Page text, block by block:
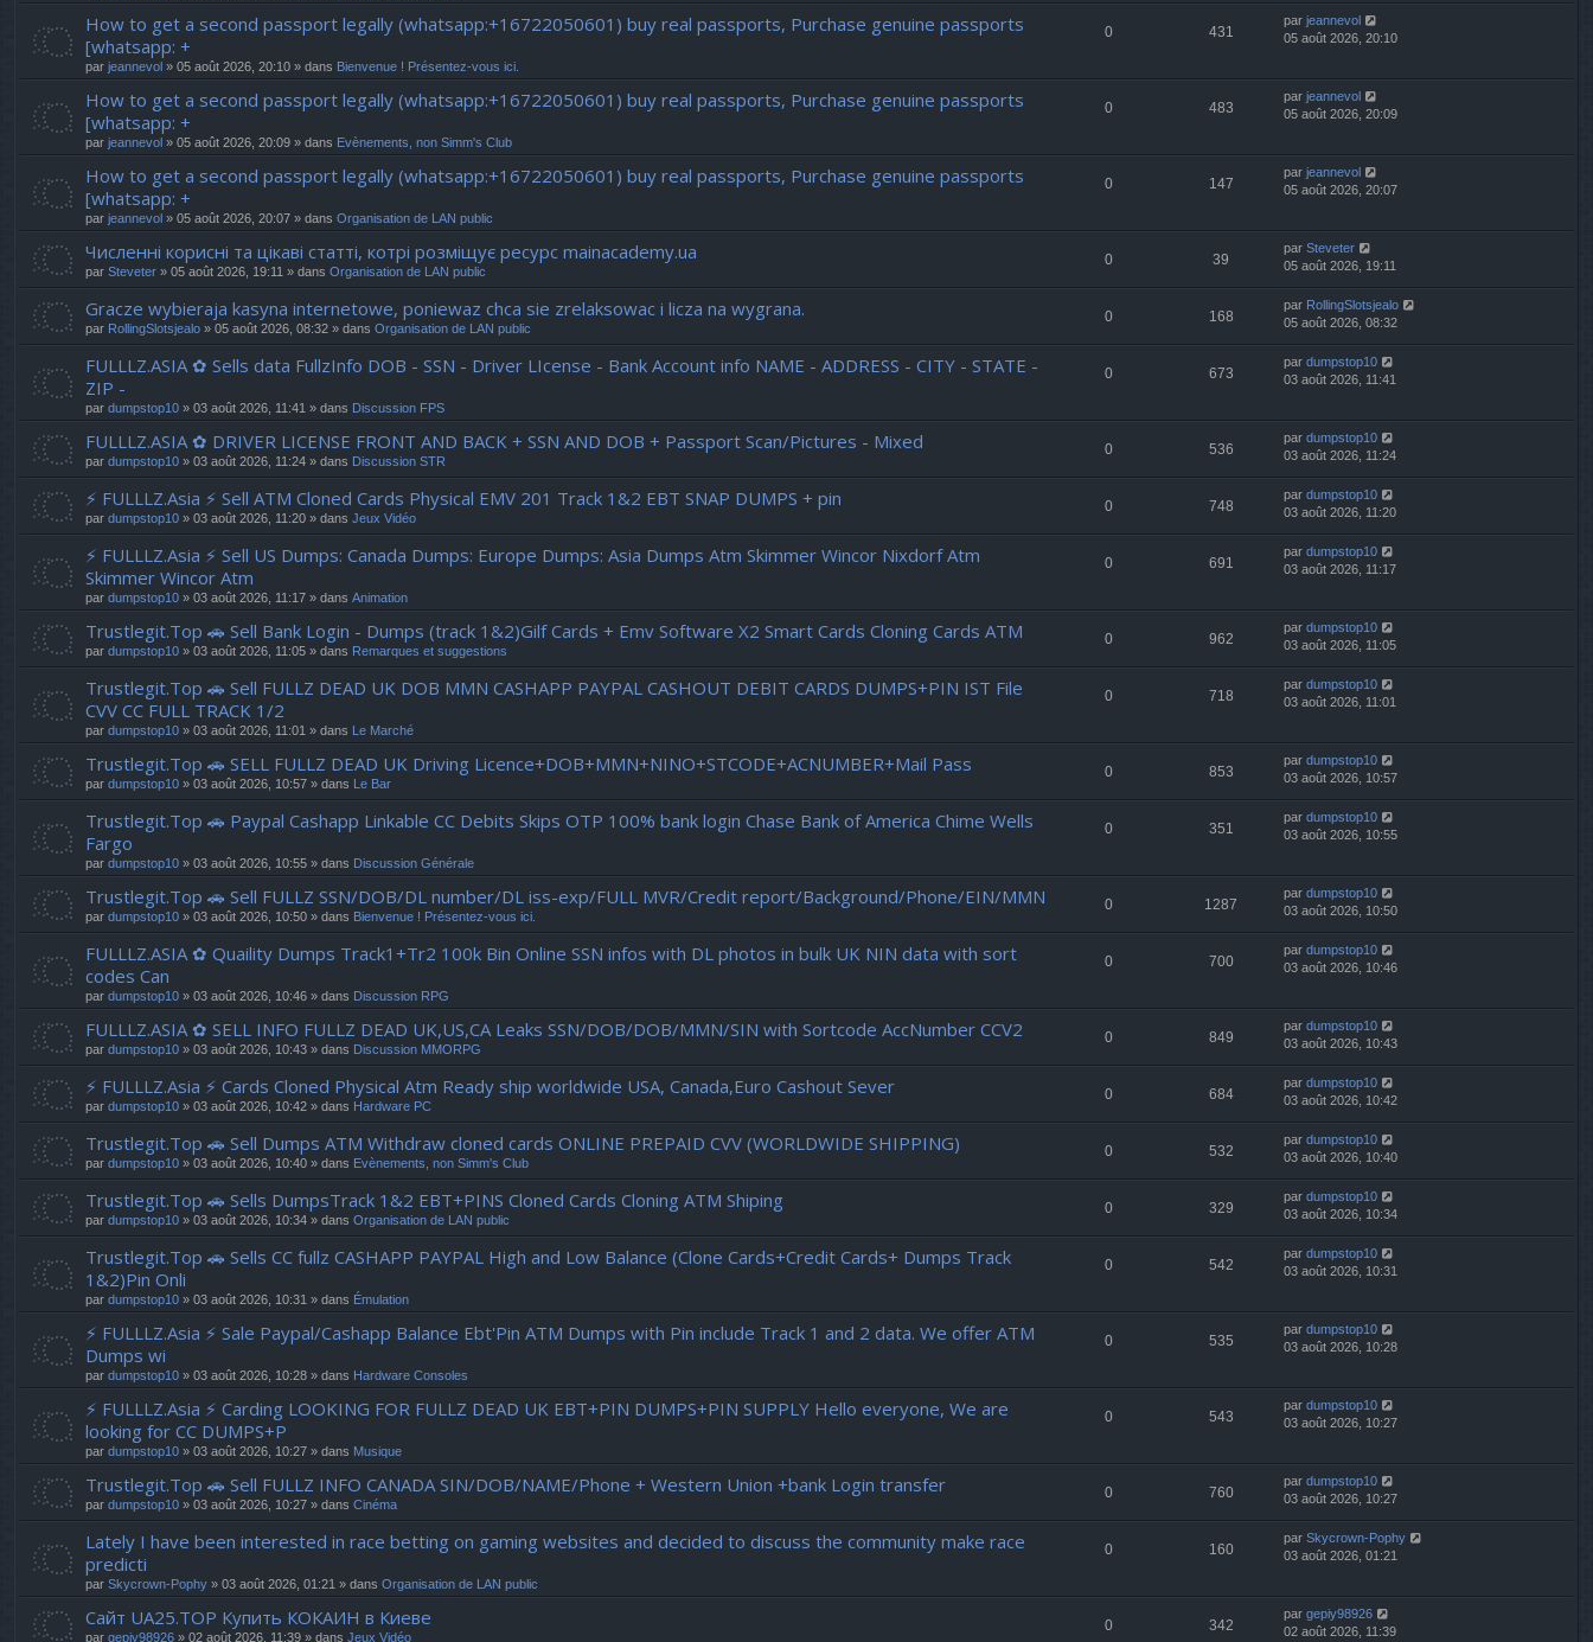
How to get a second passport legally (whatsapp:+16722050601) buy real passports, Purchase genuine passports
[whatsapp: +
par jeannevol » 05 août 2026, 20:10 » dans Bienvenue ! Présentez-vous ici.
0 431
par jeannevol
05 août 2026, 20:10
How to get a second passport legally (whatsapp:+16722050601) buy real passports, Purchase genuine passports
[whatsapp: +
par jeannevol » 05 août 2026, 20:09 » dans Evènements, non Simm's Club
0 483
par jeannevol
05 août 2026, 20:09
How to get a second passport legally (whatsapp:+16722050601) buy real passports, Purchase genuine passports
[whatsapp: +
par jeannevol » 05 août 2026, 20:07 » dans Organisation de LAN public
0 147
par jeannevol
05 août 2026, 20:07
Численні корисні та цікаві статті, котрі розміщує ресурс mainacademy.ua
par Steveter » 05 août 2026, 19:11 » dans Organisation de LAN public
0 39
par Steveter
05 août 2026, 19:11
Gracze wybieraja kasyna internetowe, poniewaz chca sie zrelaksowac i licza na wygrana.
par RollingSlotsjealo » 05 août 2026, 08:32 » dans Organisation de LAN public
0 168
par RollingSlotsjealo
05 août 2026, 08:32
FULLLZ.ASIA ✿ Sells data FullzInfo DOB - SSN - Driver LIcense - Bank Account info NAME - ADDRESS - CITY - STATE -
ZIP -
par dumpstop10 » 03 août 2026, 11:41 » dans Discussion FPS
0 673
par dumpstop10
03 août 2026, 11:41
FULLLZ.ASIA ✿ DRIVER LICENSE FRONT AND BACK + SSN AND DOB + Passport Scan/Pictures - Mixed
par dumpstop10 » 03 août 2026, 11:24 » dans Discussion STR
0 536
par dumpstop10
03 août 2026, 11:24
⚡ FULLLZ.Asia ⚡ Sell ATM Cloned Cards Physical EMV 201 Track 1&2 EBT SNAP DUMPS + pin
par dumpstop10 » 03 août 2026, 11:20 » dans Jeux Vidéo
0 748
par dumpstop10
03 août 2026, 11:20
⚡ FULLLZ.Asia ⚡ Sell US Dumps: Canada Dumps: Europe Dumps: Asia Dumps Atm Skimmer Wincor Nixdorf Atm
Skimmer Wincor Atm
par dumpstop10 » 03 août 2026, 11:17 » dans Animation
0 691
par dumpstop10
03 août 2026, 11:17
Trustlegit.Top 🚗 Sell Bank Login - Dumps (track 1&2)Gilf Cards + Emv Software X2 Smart Cards Cloning Cards ATM
par dumpstop10 » 03 août 2026, 11:05 » dans Remarques et suggestions
0 962
par dumpstop10
03 août 2026, 11:05
Trustlegit.Top 🚗 Sell FULLZ DEAD UK DOB MMN CASHAPP PAYPAL CASHOUT DEBIT CARDS DUMPS+PIN IST File
CVV CC FULL TRACK 1/2
par dumpstop10 » 03 août 2026, 11:01 » dans Le Marché
0 718
par dumpstop10
03 août 2026, 11:01
Trustlegit.Top 🚗 SELL FULLZ DEAD UK Driving Licence+DOB+MMN+NINO+STCODE+ACNUMBER+Mail Pass
par dumpstop10 » 03 août 2026, 10:57 » dans Le Bar
0 853
par dumpstop10
03 août 2026, 10:57
Trustlegit.Top 🚗 Paypal Cashapp Linkable CC Debits Skips OTP 100% bank login Chase Bank of America Chime Wells
Fargo
par dumpstop10 » 03 août 2026, 10:55 » dans Discussion Générale
0 351
par dumpstop10
03 août 2026, 10:55
Trustlegit.Top 🚗 Sell FULLZ SSN/DOB/DL number/DL iss-exp/FULL MVR/Credit report/Background/Phone/EIN/MMN
par dumpstop10 » 03 août 2026, 10:50 » dans Bienvenue ! Présentez-vous ici.
0 1287
par dumpstop10
03 août 2026, 10:50
FULLLZ.ASIA ✿ Quaility Dumps Track1+Tr2 100k Bin Online SSN infos with DL photos in bulk UK NIN data with sort
codes Can
par dumpstop10 » 03 août 2026, 10:46 » dans Discussion RPG
0 700
par dumpstop10
03 août 2026, 10:46
FULLLZ.ASIA ✿ SELL INFO FULLZ DEAD UK,US,CA Leaks SSN/DOB/DOB/MMN/SIN with Sortcode AccNumber CCV2
par dumpstop10 » 03 août 2026, 10:43 » dans Discussion MMORPG
0 849
par dumpstop10
03 août 2026, 10:43
⚡ FULLLZ.Asia ⚡ Cards Cloned Physical Atm Ready ship worldwide USA, Canada,Euro Cashout Sever
par dumpstop10 » 03 août 2026, 10:42 » dans Hardware PC
0 684
par dumpstop10
03 août 2026, 10:42
Trustlegit.Top 🚗 Sell Dumps ATM Withdraw cloned cards ONLINE PREPAID CVV (WORLDWIDE SHIPPING)
par dumpstop10 » 03 août 2026, 10:40 » dans Evènements, non Simm's Club
0 532
par dumpstop10
03 août 2026, 10:40
Trustlegit.Top 🚗 Sells DumpsTrack 1&2 EBT+PINS Cloned Cards Cloning ATM Shiping
par dumpstop10 » 03 août 2026, 10:34 » dans Organisation de LAN public
0 329
par dumpstop10
03 août 2026, 10:34
Trustlegit.Top 🚗 Sells CC fullz CASHAPP PAYPAL High and Low Balance (Clone Cards+Credit Cards+ Dumps Track
1&2)Pin Onli
par dumpstop10 » 03 août 2026, 10:31 » dans Émulation
0 542
par dumpstop10
03 août 2026, 10:31
⚡ FULLLZ.Asia ⚡ Sale Paypal/Cashapp Balance Ebt'Pin ATM Dumps with Pin include Track 1 and 2 data. We offer ATM
Dumps wi
par dumpstop10 » 03 août 2026, 10:28 » dans Hardware Consoles
0 535
par dumpstop10
03 août 2026, 10:28
⚡ FULLLZ.Asia ⚡ Carding LOOKING FOR FULLZ DEAD UK EBT+PIN DUMPS+PIN SUPPLY Hello everyone, We are
looking for CC DUMPS+P
par dumpstop10 » 03 août 2026, 10:27 » dans Musique
0 543
par dumpstop10
03 août 2026, 10:27
Trustlegit.Top 🚗 Sell FULLZ INFO CANADA SIN/DOB/NAME/Phone + Western Union +bank Login transfer
par dumpstop10 » 03 août 2026, 10:27 » dans Cinéma
0 760
par dumpstop10
03 août 2026, 10:27
Lately I have been interested in race betting on gaming websites and decided to discuss the community make race
predicti
par Skycrown-Pophy » 03 août 2026, 01:21 » dans Organisation de LAN public
0 160
par Skycrown-Pophy
03 août 2026, 01:21
Сайт UA25.TOP Купить КОКАИН в Киеве
par gepiy98926 » 02 août 2026, 11:39 » dans Jeux Vidéo
0 342
par gepiy98926
02 août 2026, 11:39